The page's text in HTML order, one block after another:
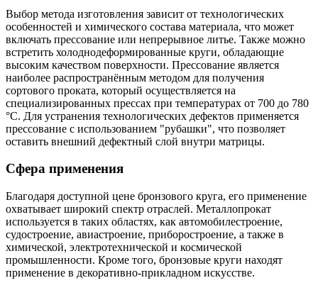
Выбор метода изготовления зависит от технологических
особенностей и химического состава материала, что может
включать прессование или непрерывное литье. Также можно
встретить холоднодеформированные круги, обладающие
высоким качеством поверхности. Прессование является
наиболее распространённым методом для получения
сортового проката, который осуществляется на
специализированных прессах при температурах от 700 до 780
°C. Для устранения технологических дефектов применяется
прессование с использованием "рубашки", что позволяет
оставить внешний дефектный слой внутри матрицы.
Сфера применения
Благодаря доступной цене бронзового круга, его применение
охватывает широкий спектр отраслей. Металлопрокат
используется в таких областях, как автомобилестроение,
судостроение, авиастроение, приборостроение, а также в
химической, электротехнической и космической
промышленности. Кроме того, бронзовые круги находят
применение в декоративно-прикладном искусстве.